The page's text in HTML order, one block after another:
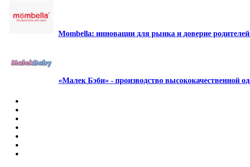
Mombella: инновации для рынка и доверие родителей
«Малек Бэби» - производство высококачественной